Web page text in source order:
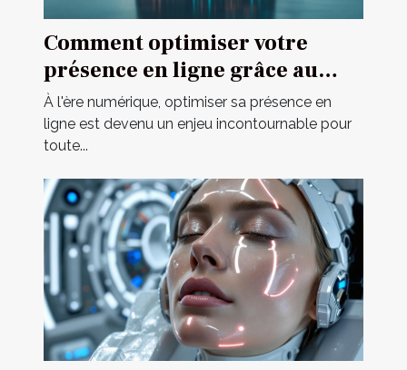
Comment optimiser votre
présence en ligne grâce au
marketing digital ?
À l'ère numérique, optimiser sa présence en
ligne est devenu un enjeu incontournable pour
toute...